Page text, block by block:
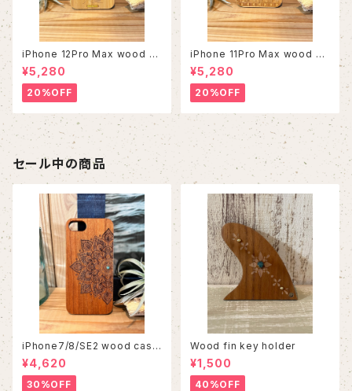
iPhone 12Pro Max wood ca
se
¥5,280
20%OFF
iPhone 11Pro Max wood ca
se
¥5,280
20%OFF
セール中の商品
iPhone7/8/SE2 wood case
86
¥4,620
30%OFF
Wood fin key holder
¥1,500
40%OFF